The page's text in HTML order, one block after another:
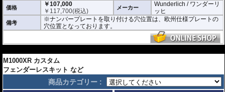
価格
￥107,000
￥ 117,700(税込) メーカー
Wunderlich / ワンダーリ
ッヒ
備考
※ナンバープレートを取り付ける穴位置は、欧州仕様プレートの
穴位置となっております。
M1000XR カスタム
フェンダーレスキット など
商品カテゴリー :